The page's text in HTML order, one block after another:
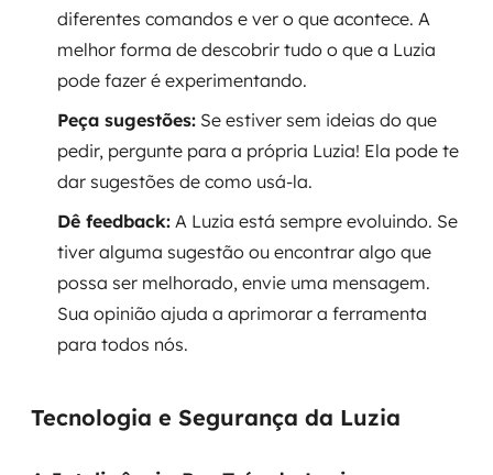
diferentes comandos e ver o que acontece. A
melhor forma de descobrir tudo o que a Luzia
pode fazer é experimentando.
Peça sugestões: Se estiver sem ideias do que
pedir, pergunte para a própria Luzia! Ela pode te
dar sugestões de como usá-la.
Dê feedback: A Luzia está sempre evoluindo. Se
tiver alguma sugestão ou encontrar algo que
possa ser melhorado, envie uma mensagem.
Sua opinião ajuda a aprimorar a ferramenta
para todos nós.
Tecnologia e Segurança da Luzia